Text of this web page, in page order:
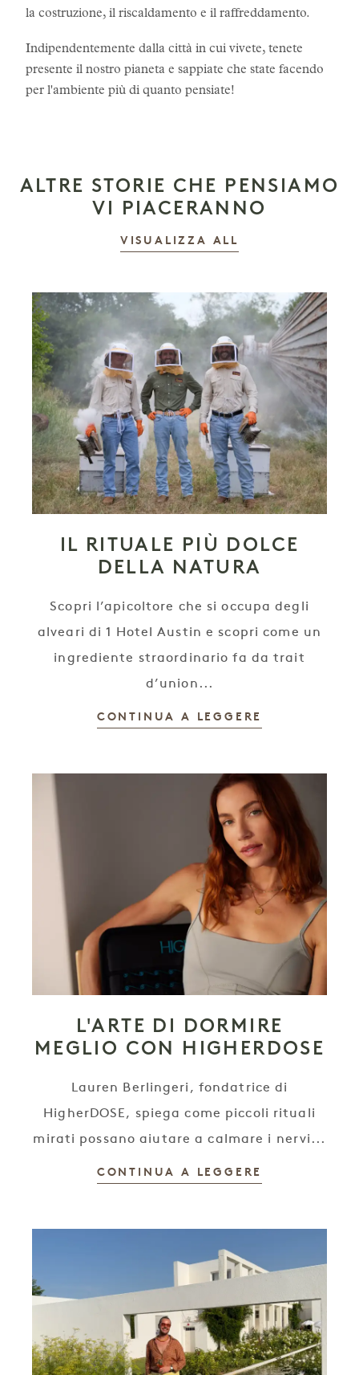
la costruzione, il riscaldamento e il raffreddamento.
Indipendentemente dalla città in cui vivete, tenete
presente il nostro pianeta e sappiate che state facendo
per l'ambiente più di quanto pensiate!
ALTRE STORIE CHE PENSIAMO
VI PIACERANNO
VISUALIZZA ALL
IL RITUALE PIÙ DOLCE
DELLA NATURA
Scopri l’apicoltore che si occupa degli
alveari di 1 Hotel Austin e scopri come un
ingrediente straordinario fa da trait
d’union...
CONTINUA A LEGGERE
L'ARTE DI DORMIRE
MEGLIO CON HIGHERDOSE
Lauren Berlingeri, fondatrice di
HigherDOSE, spiega come piccoli rituali
mirati possano aiutare a calmare i nervi...
CONTINUA A LEGGERE